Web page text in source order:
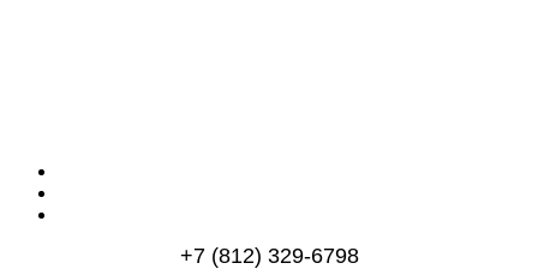
+7 (812) 329-6798